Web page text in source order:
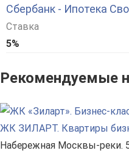
Сбербанк - Ипотека
Ставка
5%
Рекомендуемые
ЖК ЗИЛАРТ. Квартиры
Набережная Москвы-